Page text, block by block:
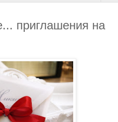
приглашения на